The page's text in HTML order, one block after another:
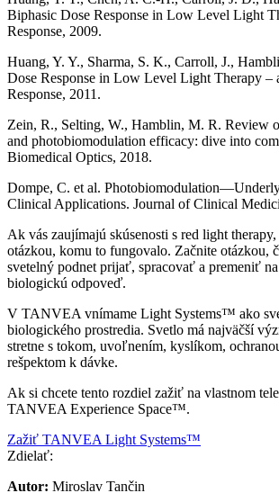
Biphasic Dose Response in Low Level Light
Response, 2009.
Huang, Y. Y., Sharma, S. K., Carroll, J.,
Dose Response in Low Level Light Therapy –
Response, 2011.
Zein, R., Selting, W., Hamblin, M. R. Review
and photobiomodulation efficacy: dive into
Biomedical Optics, 2018.
Dompe, C. et al.
Clinical Applications. Journal of Clinical
Ak vás zaujímajú skúsenosti s red light
otázkou, komu to fungovalo. Začnite otázkou,
svetelný podnet prijať, spracovať a premeniť
biologickú odpoveď.
V TANVEA vnímame Light Systems™ ako
biologického prostredia. Svetlo má najväčší
stretne s tokom, uvoľnením, kyslíkom,
rešpektom k dávke.
Ak si chcete tento rozdiel zažiť na vlastnom
TANVEA Experience Space™.
Zažiť TANVEA Light Systems™
Zdielať:
Autor: Miroslav Tančin